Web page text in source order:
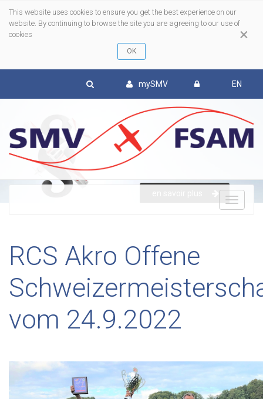
×
This website uses cookies to ensure you get the best experience on our
website. By continuing to browse the site you are agreeing to our use of
cookies
mySMV EN
RCS Akro Offene
vom 24.9.2022